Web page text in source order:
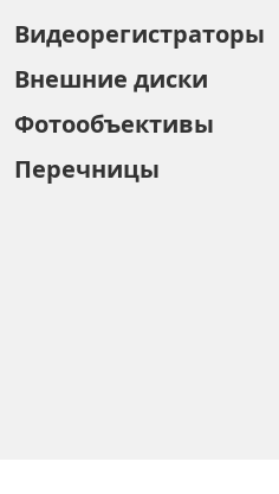
Видеорегистраторы
Внешние диски
Фотообъективы
Перечницы